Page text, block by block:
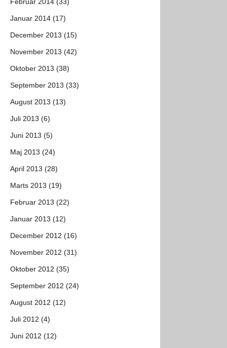
Januar 2014 (17)
December 2013 (15)
November 2013 (42)
Oktober 2013 (38)
September 2013 (33)
August 2013 (13)
Juli 2013 (6)
Juni 2013 (5)
Maj 2013 (24)
April 2013 (28)
Marts 2013 (19)
Februar 2013 (22)
Januar 2013 (12)
December 2012 (16)
November 2012 (31)
Oktober 2012 (35)
September 2012 (24)
August 2012 (12)
Juli 2012 (4)
Juni 2012 (12)